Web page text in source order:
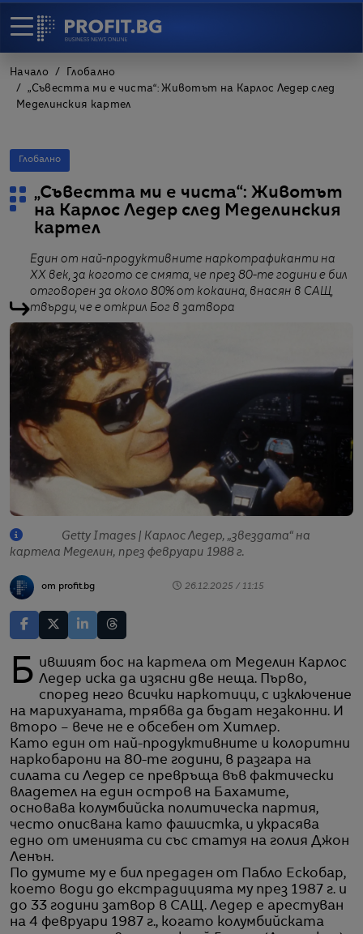
Начало
Глобално
„Съвестта ми е чиста“: Животът на Карлос Ледер след
Меделинския картел
Глобално
„Съвестта ми е чиста“: Животът
на Карлос Ледер след Меделинския
картел
Един от най-продуктивните наркотрафиканти на
XX век, за когото се смята, че през 80-те години е бил
отговорен за около 80% от кокаина, внасян в САЩ,
твърди, че е открил Бог в затвора
Getty Images | Карлос Ледер, „звездата“ на
картела Меделин, през февруари 1988 г.
от profit.bg 26.12.2025 / 11:15
Бившият бос на картела от Меделин Карлос Ледер иска да изясни две неща. Първо,
според него всички наркотици, с изключение
на марихуаната, трябва да бъдат незаконни. И
второ – вече не е обсебен от Хитлер.
Като един от най-продуктивните и колоритни
наркобарони на 80-те години, в разгара на
силата си Ледер се превръща във фактически
владетел на един остров на Бахамите,
основава колумбийска политическа партия,
често описвана като фашистка, и украсява
едно от именията си със статуя на голия Джон
Ленън.
По думите му е бил предаден от Пабло Ескобар,
което води до екстрадицията му през 1987 г. и
до 33 години затвор в САЩ. Ледер е арестуван
на 4 февруари 1987 г., когато колумбийската